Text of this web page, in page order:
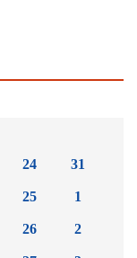
24
25
26
31
1
2